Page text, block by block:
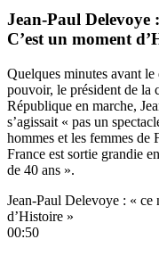
Jean-Paul Delevoye
C’est un moment
Quelques minutes avant
pouvoir, le président de la
République en marche,
s’agissait « pas un
hommes et les femmes de
France est sortie grandie
de 40 ans ».
Jean-Paul Delevoye : « ce
d’Histoire »
00:50